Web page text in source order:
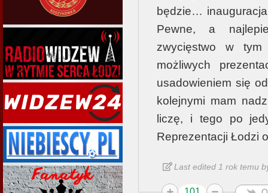
będzie…
Pewne, a
zwycięstwo w
możliwych
usadowieniem się
kolejnymi mam
liczę, i tego po
Reprezentacji Łodzi
Last edited 1 rok temu